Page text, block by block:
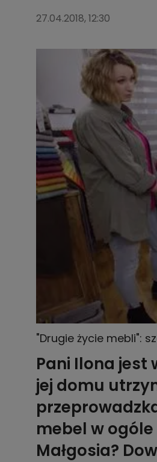
27.04.2018, 12:30
"Drugie życie mebli":
Pani Ilona jest
jej domu
mebel w
Małgosia?